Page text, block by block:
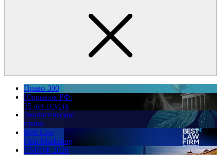
Право-300
Юррынок РФ:
35 лет спустя
Экологическое
право
Best Law
Firm Marketing
ПМЮФ 2026